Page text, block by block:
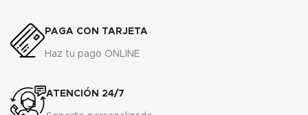
PAGA CON TARJETA
Haz tu pago ONLINE
ATENCIÓN 24/7